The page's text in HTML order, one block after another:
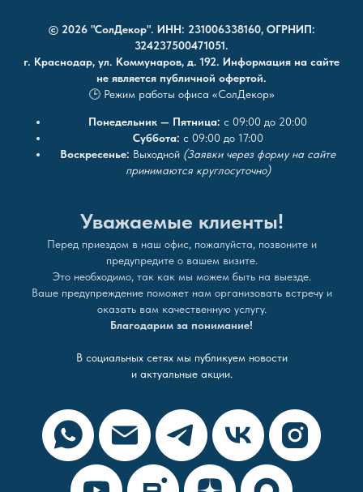
© 2026 "СолДекор". ИНН: 231006338160, ОГРНИП:
324237500471051.
г. Краснодар, ул. Коммунаров, д. 192. Информация на сайте
не является публичной офертой.
🕒 Режим работы офиса «СолДекор»
Понедельник — Пятница: с 09:00 до 20:00
Суббота: с 09:00 до 17:00
Воскресенье: Выходной (Заявки через форму на сайте
принимаются круглосуточно)
Уважаемые клиенты!
Перед приездом в наш офис, пожалуйста, позвоните и
предупредите о вашем визите.
Это необходимо, так как мы можем быть на выезде.
Ваше предупреждение поможет нам организовать встречу и
оказать вам качественную услугу.
Благодарим за понимание!
В социальных сетях мы публикуем новости
и актуальные акции.